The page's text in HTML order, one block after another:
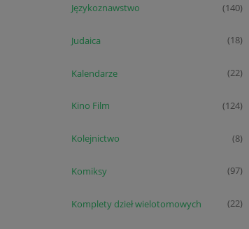
Językoznawstwo (140)
Judaica (18)
Kalendarze (22)
Kino Film (124)
Kolejnictwo (8)
Komiksy (97)
Komplety dzieł wielotomowych (22)